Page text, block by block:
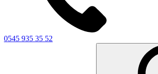
0545 935 35 52